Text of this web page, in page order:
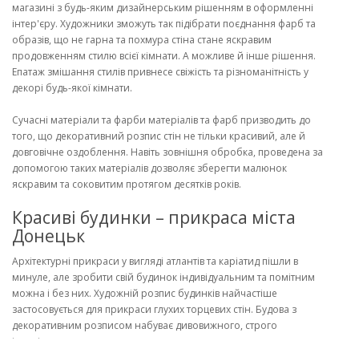
магазині з будь-яким дизайнерським рішенням в оформленні
інтер'єру. Художники зможуть так підібрати поєднання фарб та
образів, що не гарна та похмура стіна стане яскравим
продовженням стилю всієї кімнати. А можливе й інше рішення.
Епатаж змішання стилів привнесе свіжість та різноманітність у
декорі будь-якої кімнати.
Сучасні матеріали та фарби матеріалів та фарб призводить до
того, що декоративний розпис стін не тільки красивий, але й
довговічне оздоблення. Навіть зовнішня обробка, проведена за
допомогою таких матеріалів дозволяє зберегти малюнок
яскравим та соковитим протягом десятків років.
Красиві будинки – прикраса міста
Донецьк
Архітектурні прикраси у вигляді атлантів та каріатид пішли в
минуле, але зробити свій будинок індивідуальним та помітним
можна і без них. Художній розпис будинків найчастіше
застосовується для прикраси глухих торцевих стін. Будова з
декоративним розписом набуває дивовижного, строго
індивідуального вигляду.